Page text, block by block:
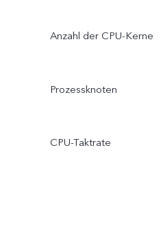
Anzahl der CPU-Kerne
Prozessknoten
CPU-Taktrate